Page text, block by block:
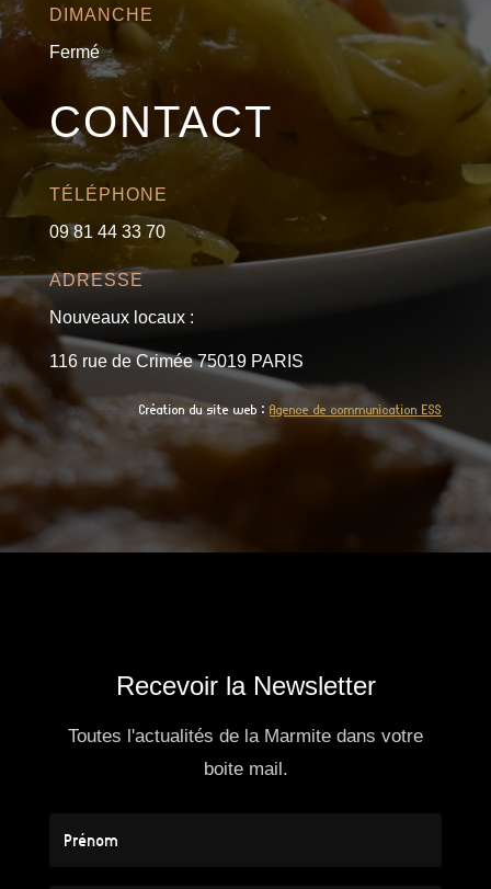
DIMANCHE
Fermé
CONTACT
TÉLÉPHONE
09 81 44 33 70
ADRESSE
Nouveaux locaux :
116 rue de Crimée 75019 PARIS
Création du site web :Agence de communication ESS
Recevoir la Newsletter
Toutes l'actualités de la Marmite dans votre
boite mail.